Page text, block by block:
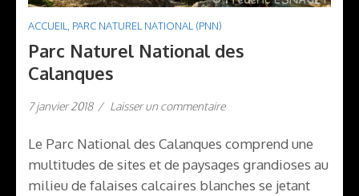
ACCUEIL, PARC NATUREL NATIONAL (PNN)
Parc Naturel National des
Calanques
7 janvier 2018 / Laisser un commentaire
Le Parc National des Calanques comprend une
multitudes de sites et de paysages grandioses au
milieu de falaises calcaires blanches se jetant